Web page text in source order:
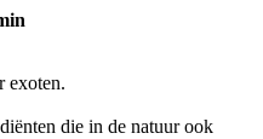
exoten.
die in de natuur ook